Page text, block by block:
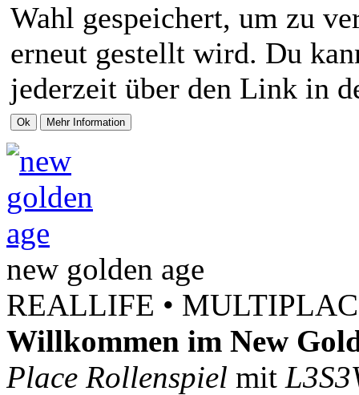
Wahl gespeichert, um zu
erneut gestellt wird. Du
jederzeit über den Link in
new golden age
REALLIFE •
Willkommen im New
Place Rollenspiel mit